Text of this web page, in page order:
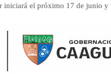
iniciará el próximo 17 de junio